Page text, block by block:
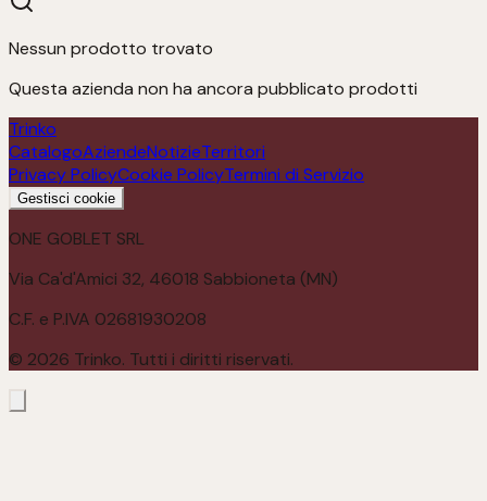
Nessun prodotto trovato
Questa azienda non ha ancora pubblicato prodotti
Trinko
CatalogoAziendeNotizieTerritori
Privacy PolicyCookie PolicyTermini di Servizio
Gestisci cookie
ONE GOBLET SRL
Via Ca'd'Amici 32, 46018 Sabbioneta (MN)
C.F. e P.IVA 02681930208
© 2026 Trinko. Tutti i diritti riservati.